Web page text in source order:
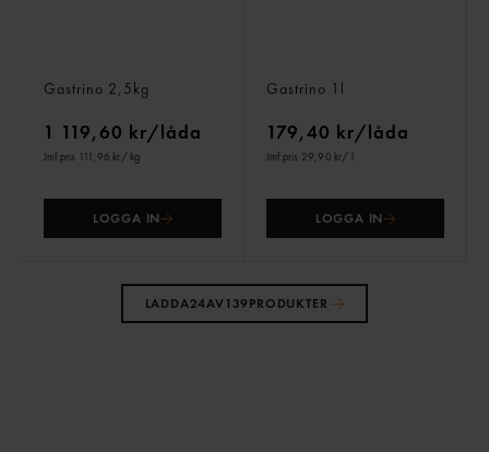
Gastrino 2,5kg
1 119,60 kr/låda
Jmf.pris 111,96 kr/ kg
LOGGA IN
Gastrino 1l
179,40 kr/låda
Jmf.pris 29,90 kr/ l
LOGGA IN
LADDA24AV139PRODUKTER